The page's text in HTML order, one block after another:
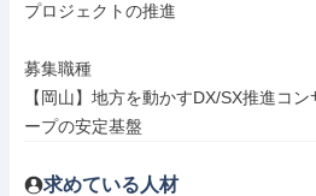
プロジェクトの推進
募集職種
【岡山】地方を動かすDX/SX推進コ
ープの安定基盤
求めている人材